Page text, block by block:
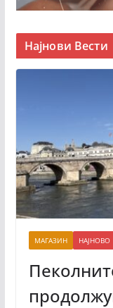
Најнови Вести
МАГАЗИН НАЈНОВО